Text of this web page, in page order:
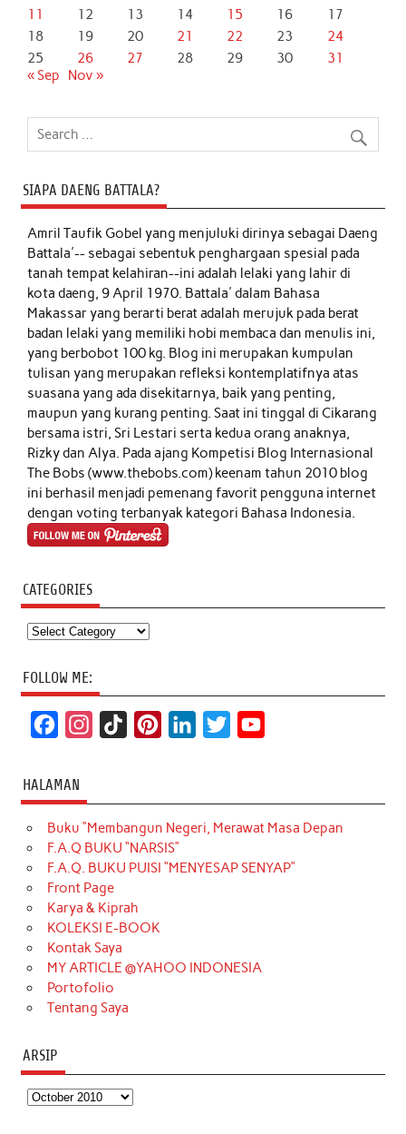
11
12 13 14 15 16
17
18
19 20 21 22 23
24
25
26 27 28 29 30
31
« Sep
Nov »
SIAPA DAENG BATTALA?
Amril Taufik Gobelyang menjuluki dirinya sebagai Daeng
Battala'-- sebagai sebentuk penghargaan spesial pada
tanah tempat kelahiran--ini adalah lelaki yang lahir di
kota daeng, 9 April 1970. Battala' dalam Bahasa
Makassar yang berarti berat adalah merujuk pada berat
badan lelaki yang memiliki hobi membaca dan menulis ini,
yang berbobot 100 kg. Blog ini merupakan kumpulan
tulisan yang merupakan refleksi kontemplatifnya atas
suasana yang ada disekitarnya, baik yang penting,
maupun yang kurang penting. Saat ini tinggal di Cikarang
bersama istri, Sri Lestari serta kedua orang anaknya,
Rizky dan Alya. Pada ajang Kompetisi Blog Internasional
The Bobs (www.thebobs.com) keenam tahun 2010 blog
ini berhasil menjadi pemenang favorit pengguna internet
dengan voting terbanyak kategori Bahasa Indonesia.
CATEGORIES
Categories
FOLLOW ME:
c
e
b
o
o
k
t
a
g
r
a
m
T
o
k
t
e
r
k
e
d
t
t
e
T
u
b
HALAMAN
Buku “Membangun Negeri, Merawat Masa Depan
F.A.Q BUKU “NARSIS”
F.A.Q. BUKU PUISI “MENYESAP SENYAP”
Front Page
Karya & Kiprah
KOLEKSI E-BOOK
Kontak Saya
MY ARTICLE @YAHOO INDONESIA
Portofolio
Tentang Saya
ARSIP
Arsip